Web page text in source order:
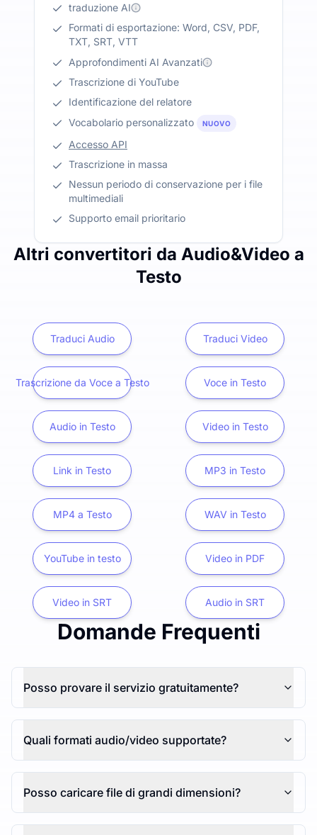
traduzione AI
Formati di esportazione: Word, CSV, PDF,
TXT, SRT, VTT
Approfondimenti AI Avanzati
Trascrizione di YouTube
Identificazione del relatore
Vocabolario personalizzato
NUOVO
Accesso API
Trascrizione in massa
Nessun periodo di conservazione per i file
multimediali
Supporto email prioritario
Altri convertitori da Audio&Video a
Testo
Traduci Audio Traduci Video
Trascrizione da Voce a Testo Voce in Testo
Audio in Testo Video in Testo
Link in Testo MP3 in Testo
MP4 a Testo WAV in Testo
YouTube in testo Video in PDF
Video in SRT Audio in SRT
Domande Frequenti
Posso provare il servizio gratuitamente?
Quali formati audio/video supportate?
Posso caricare file di grandi dimensioni?